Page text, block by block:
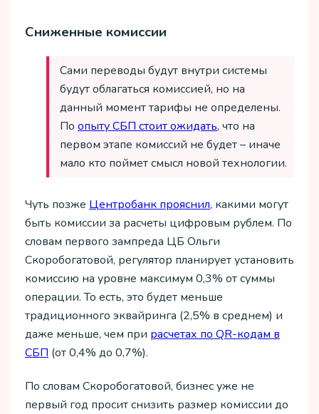
Сниженные комиссии
Сами переводы будут внутри системы
будут облагаться комиссией, но на
данный момент тарифы не определены.
По опыту СБП стоит ожидать, что на
первом этапе комиссий не будет – иначе
мало кто поймет смысл новой технологии.
Чуть позже Центробанк прояснил, какими могут
быть комиссии за расчеты цифровым рублем. По
словам первого зампреда ЦБ Ольги
Скоробогатовой, регулятор планирует установить
комиссию на уровне максимум 0,3% от суммы
операции. То есть, это будет меньше
традиционного эквайринга (2,5% в среднем) и
даже меньше, чем при расчетах по QR-кодам в
СБП (от 0,4% до 0,7%).
По словам Скоробогатовой, бизнес уже не
первый год просит снизить размер комиссии до